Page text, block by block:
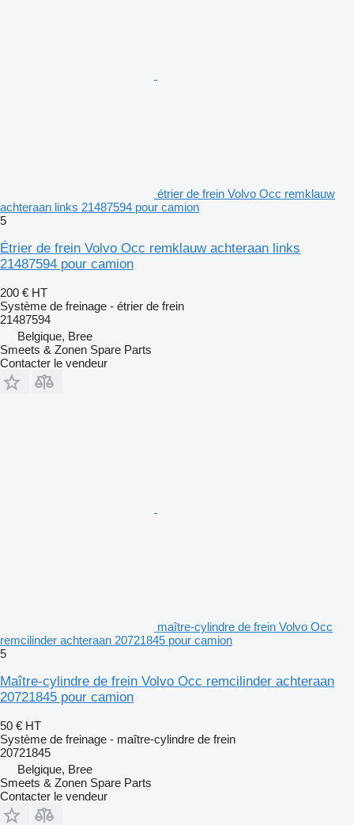
étrier de frein Volvo Occ remklauw
achteraan links 21487594 pour camion
5
Étrier de frein Volvo Occ remklauw achteraan links
21487594 pour camion
200 € HT
Système de freinage - étrier de frein
21487594
Belgique, Bree
Smeets & Zonen Spare Parts
Contacter le vendeur
maître-cylindre de frein Volvo Occ
remcilinder achteraan 20721845 pour camion
5
Maître-cylindre de frein Volvo Occ remcilinder achteraan
20721845 pour camion
50 € HT
Système de freinage - maître-cylindre de frein
20721845
Belgique, Bree
Smeets & Zonen Spare Parts
Contacter le vendeur